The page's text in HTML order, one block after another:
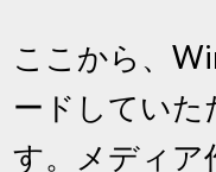
ここから、
ードしていた
す。メディア